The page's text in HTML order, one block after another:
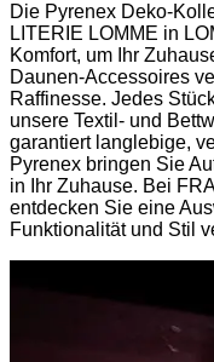
Die Pyrenex Deko-
LITERIE LOMME in
Komfort, um Ihr
Daunen-Accessoires
Raffinesse. Jedes
unsere Textil- und
garantiert langlebige,
Pyrenex bringen Sie
in Ihr Zuhause. Bei
entdecken Sie eine
Funktionalität und Stil